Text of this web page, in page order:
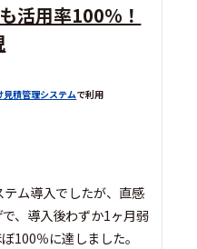
活用率100%！
見積管理システムで利用
テム導入でしたが、直感
、導入後わずか1ヶ月弱
100％に達しました。